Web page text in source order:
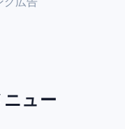
ュー